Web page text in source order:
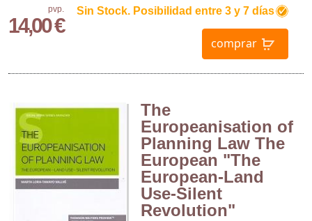
pvp.
14,00 €
Sin Stock. Posibilidad entre 3 y 7 días
comprar
The
Europeanisation of
Planning Law The
European "The
European-Land
Use-Silent
Revolution"